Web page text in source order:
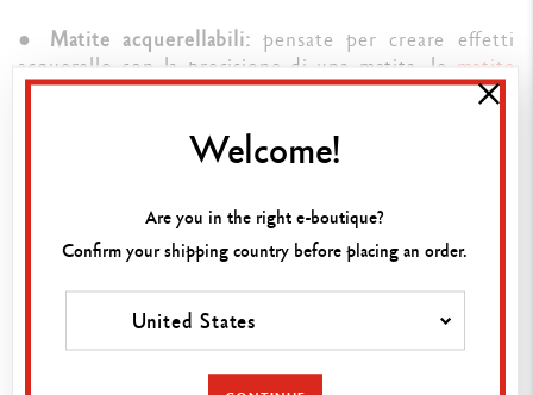
● Matite acquerellabili: pensate per creare effetti
acquerello con la precisione di una matita, le matite
colorate della gamma Supracolor™ Aquarellesono
colori, facilitando la transizione tra disegno e
con il loro inchiostro solubile in acqua,
pennarelli Fibralo™ Brush Caran d'Achesono ideali
per ottenere linee precise e colori vivaci. La loro
facilità d'uso li rende perfetti per una sessione di
Welcome!
Are you in the right e-boutique?
Confirm your shipping country before placing an order.
United States